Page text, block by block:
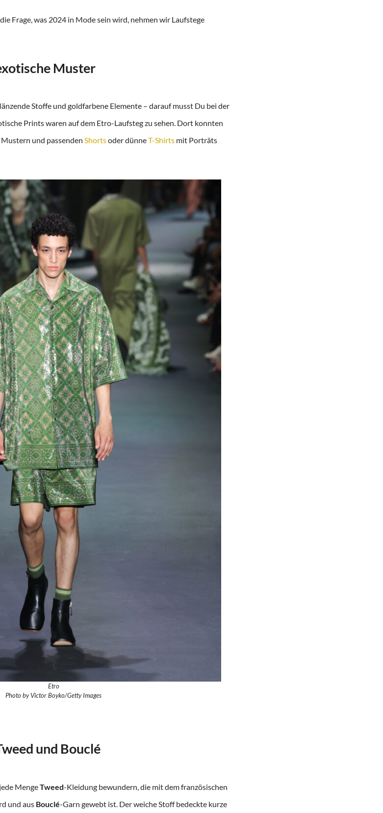
Frage, was 2024 in Mode sein wird, nehmen wir Laufstege
Muster
Stoffe und goldfarbene Elemente – darauf musst Du bei der
Prints waren auf dem Etro-Laufsteg zu sehen. Dort konnten
und passenden Shortsoder dünneT-Shirts mit Porträts
Etro
Photo by Victor Boyko/Getty Images
und Bouclé
MengeTweed-Kleidung bewundern, die mit dem französischen
und aus Bouclé-Garn gewebt ist. Der weiche Stoff bedeckte kurze